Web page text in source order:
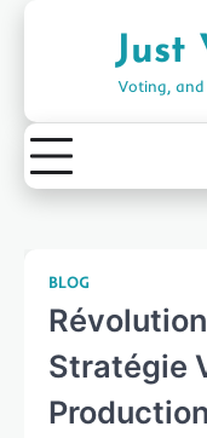
Just
Voting,
BLOG
Stratégie